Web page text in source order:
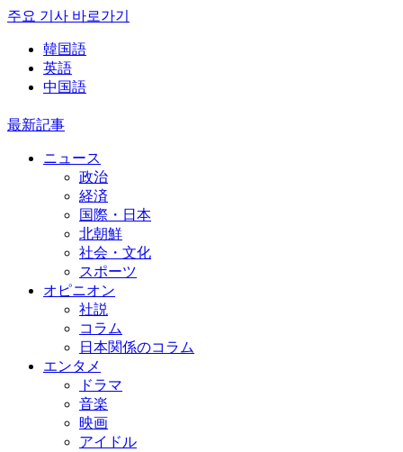
주요 기사 바로가기
韓国語
英語
中国語
最新記事
ニュース
政治
経済
国際・日本
北朝鮮
社会・文化
スポーツ
オピニオン
社説
コラム
日本関係のコラム
エンタメ
ドラマ
音楽
映画
アイドル